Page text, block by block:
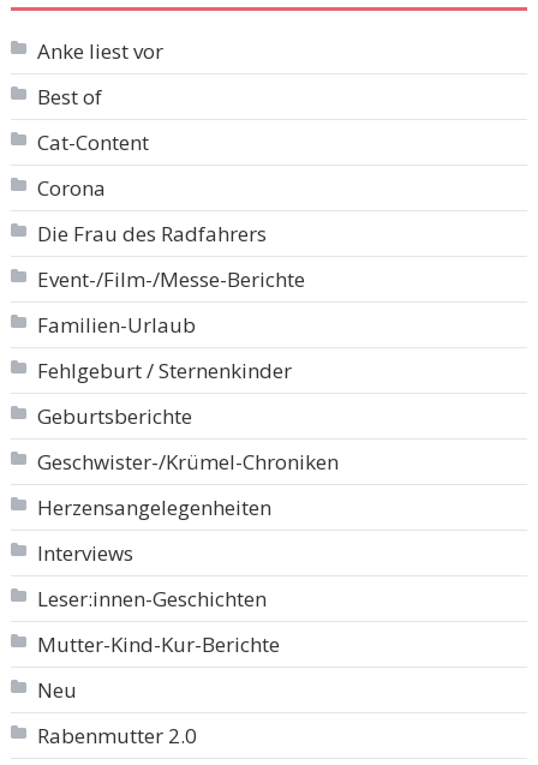
Anke liest vor
Best of
Cat-Content
Corona
Die Frau des Radfahrers
Event-/Film-/Messe-Berichte
Familien-Urlaub
Fehlgeburt / Sternenkinder
Geburtsberichte
Geschwister-/Krümel-Chroniken
Herzensangelegenheiten
Interviews
Leser:innen-Geschichten
Mutter-Kind-Kur-Berichte
Neu
Rabenmutter 2.0